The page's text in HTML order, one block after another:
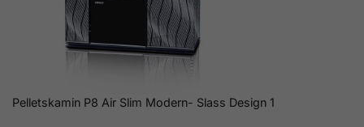
Pelletskamin P8 Air Slim Modern- Slass Design 1